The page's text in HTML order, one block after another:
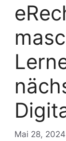
Mai 28, 2024